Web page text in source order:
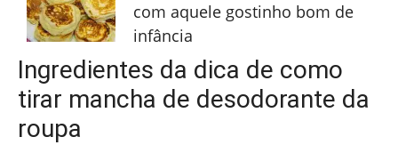
com aquele gostinho bom de
infância
Ingredientes da dica de como
tirar mancha de desodorante da
roupa